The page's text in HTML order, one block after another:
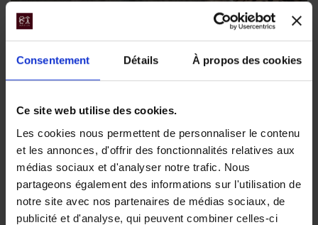
Consentement Détails À propos des cookies
Ce site web utilise des cookies.
Les cookies nous permettent de personnaliser le contenu
et les annonces, d'offrir des fonctionnalités relatives aux
médias sociaux et d'analyser notre trafic. Nous
partageons également des informations sur l'utilisation de
notre site avec nos partenaires de médias sociaux, de
publicité et d'analyse, qui peuvent combiner celles-ci
Kruger côté Mozambique - Safari au
Limpopo
Une immersion totale au coeur du Limpopo National Park,
sauvage et méconnu, qui offre d'authentiques safaris à pied.